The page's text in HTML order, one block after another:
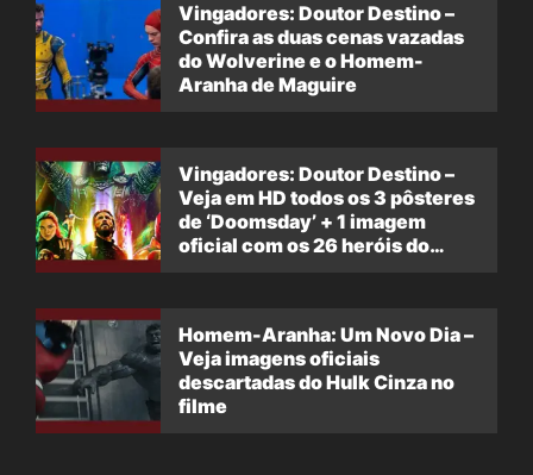
Vingadores: Doutor Destino –
Confira as duas cenas vazadas
do Wolverine e o Homem-
Aranha de Maguire
Vingadores: Doutor Destino –
Veja em HD todos os 3 pôsteres
de ‘Doomsday’ + 1 imagem
oficial com os 26 heróis do
Homem-Aranha: Um Novo Dia –
Veja imagens oficiais
descartadas do Hulk Cinza no
filme